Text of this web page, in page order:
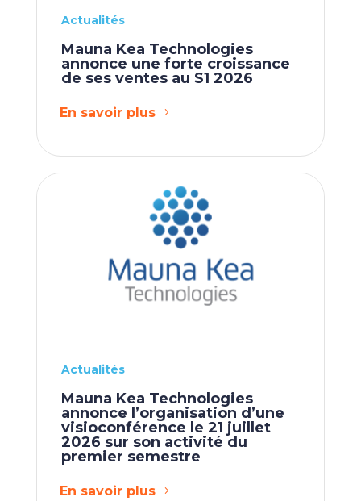
Actualités
Mauna Kea Technologies
annonce une forte croissance
de ses ventes au S1 2026
En savoir plus
Actualités
Mauna Kea Technologies
annonce l’organisation d’une
visioconférence le 21 juillet
2026 sur son activité du
premier semestre
En savoir plus